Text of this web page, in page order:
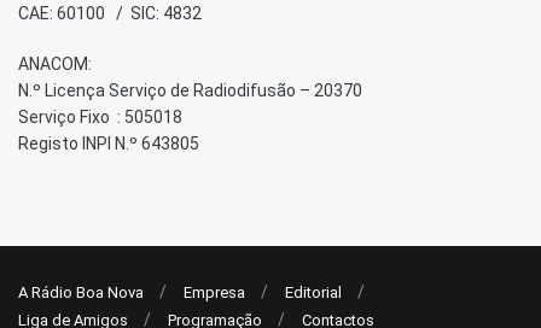
CAE: 60100 / SIC: 4832
ANACOM:
N.º Licença Serviço de Radiodifusão – 20370
Serviço Fixo : 505018
Registo INPI N.º 643805
A Rádio Boa Nova Empresa
Editorial
Liga de Amigos
Programação Contactos